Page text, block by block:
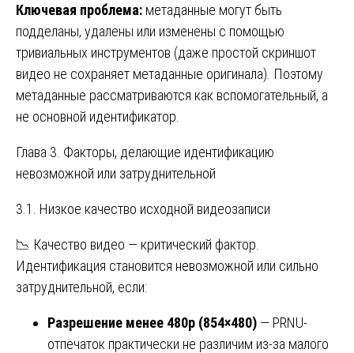
Ключевая проблема: метаданные могут быть
подделаны, удалены или изменены с помощью
тривиальных инструментов (даже простой скриншот
видео не сохраняет метаданные оригинала). Поэтому
метаданные рассматриваются как вспомогательный, а
не основной идентификатор.
Глава 3. Факторы, делающие идентификацию
невозможной или затруднительной
3.1. Низкое качество исходной видеозаписи
📉 Качество видео — критический фактор.
Идентификация становится невозможной или сильно
затруднительной, если:
Разрешение менее 480p (854×480) — PRNU-
отпечаток практически не различим из-за малого